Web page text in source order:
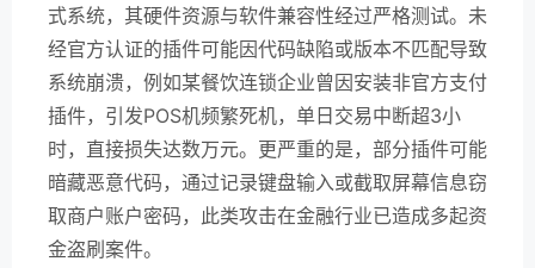
式系统，其硬件资源与软件兼容性经过严格测试。未
经官方认证的插件可能因代码缺陷或版本不匹配导致
系统崩溃，例如某餐饮连锁企业曾因安装非官方支付
插件，引发POS机频繁死机，单日交易中断超3小
时，直接损失达数万元。更严重的是，部分插件可能
暗藏恶意代码，通过记录键盘输入或截取屏幕信息窃
取商户账户密码，此类攻击在金融行业已造成多起资
金盗刷案件。